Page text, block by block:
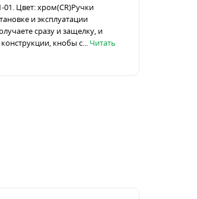
01. Цвет: хром(CR)Ручки
и эксплуатации
сразу и защелку, и
кнобы с... Читать